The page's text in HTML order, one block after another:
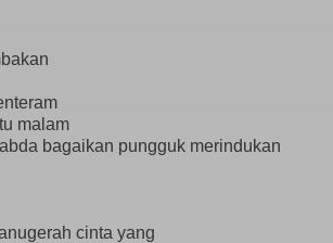
malam
bagaikan pungguk merindukan
cinta yang